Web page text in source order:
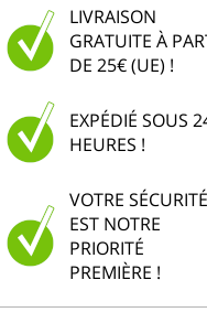
LIVRAISON
GRATUITE À
DE 25€ (UE) !
EXPÉDIÉ SOUS
HEURES !
VOTRE SÉCURITÉ
EST NOTRE
PRIORITÉ
PREMIÈRE !